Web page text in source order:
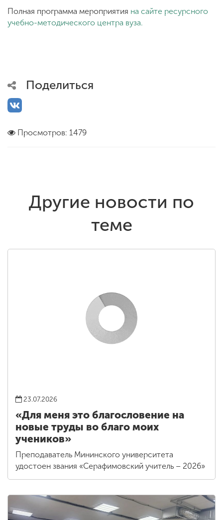
Полная программа мероприятия на сайте ресурсного
учебно-методического центра вуза.
Поделиться
Просмотров: 1479
Другие новости по
теме
23.07.2026
«Для меня это благословение на
новые труды во благо моих
учеников»
Преподаватель Мининского университета
удостоен звания «Серафимовский учитель – 2026»